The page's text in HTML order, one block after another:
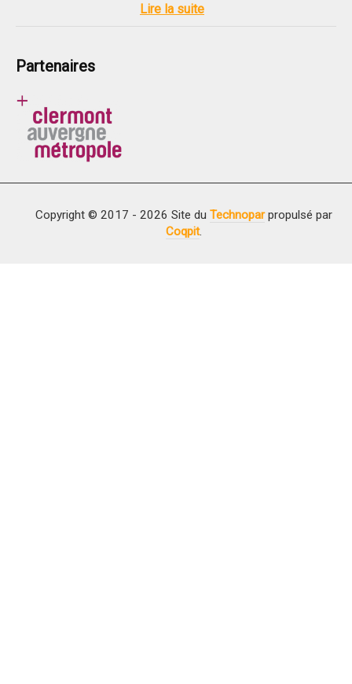
Lire la suite
Partenaires
Copyright © 2017 - 2026 Site du Technoparpropulsé par
Coqpit.